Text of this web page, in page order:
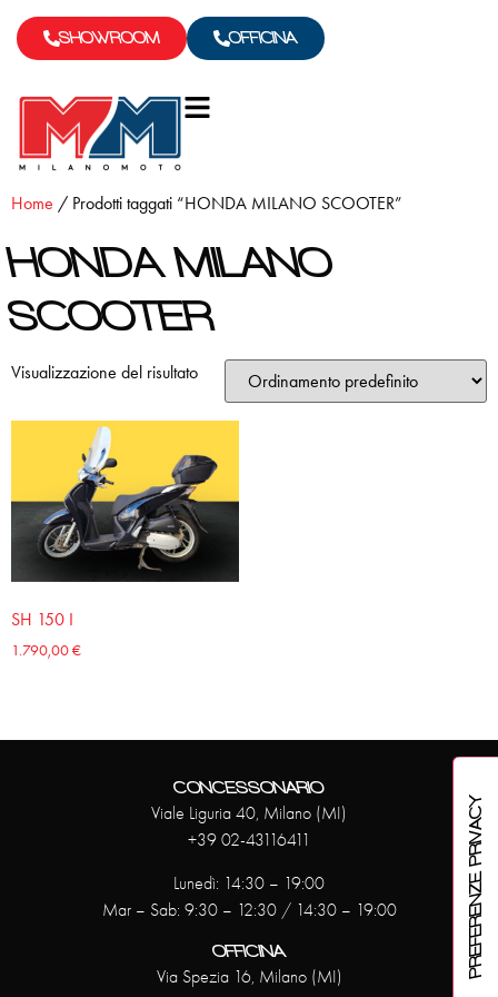
SHOWROOM OFFICINA
Home / Prodotti taggati “HONDA MILANO SCOOTER”
HONDA MILANO
SCOOTER
Visualizzazione del risultato
SH 150 I
1.790,00€
CONCESSONARIO
Viale Liguria 40, Milano (MI)
+39 02-43116411
Lunedì: 14:30 – 19:00
Mar – Sab: 9:30 – 12:30 / 14:30 – 19:00
OFFICINA
Via Spezia 16, Milano (MI)